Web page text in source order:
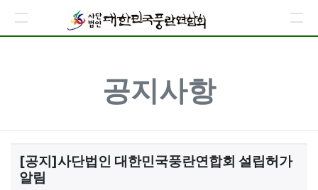
공지사항
[공지]사단법인 대한민국풍란연합회 설립허가
알림